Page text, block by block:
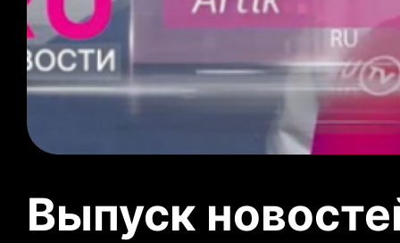
Выпуск